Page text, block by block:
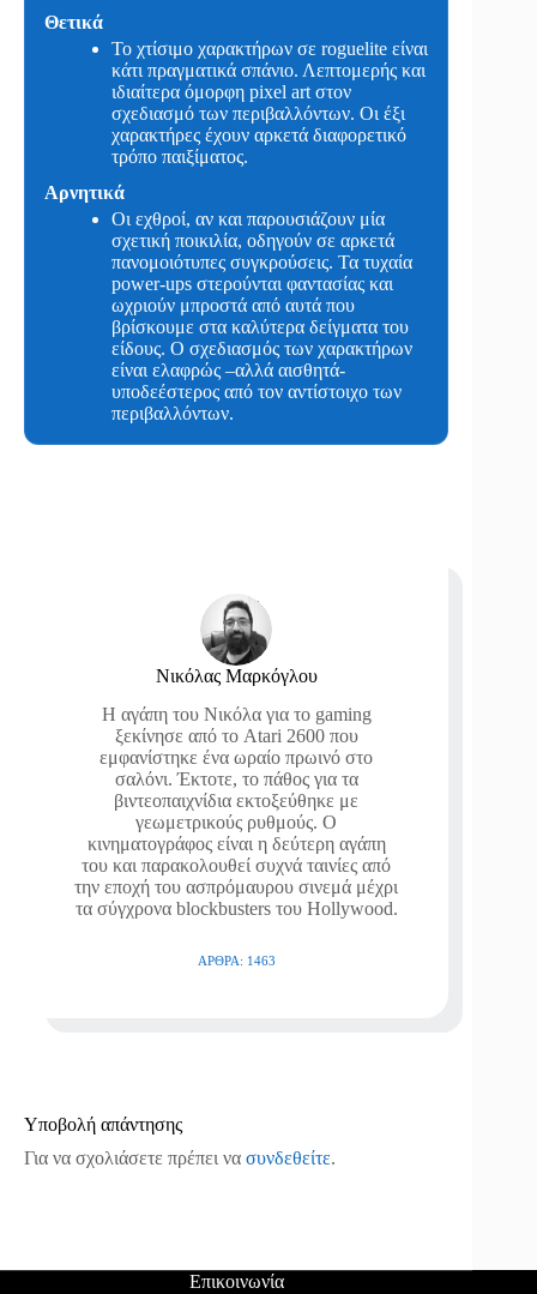
Θετικά
Το χτίσιμο χαρακτήρων σε roguelite είναι
κάτι πραγματικά σπάνιο. Λεπτομερής και
ιδιαίτερα όμορφη pixel art στον
σχεδιασμό των περιβαλλόντων. Οι έξι
χαρακτήρες έχουν αρκετά διαφορετικό
τρόπο παιξίματος.
Αρνητικά
Οι εχθροί, αν και παρουσιάζουν μία
σχετική ποικιλία, οδηγούν σε αρκετά
πανομοιότυπες συγκρούσεις. Τα τυχαία
power-ups στερούνται φαντασίας και
ωχριούν μπροστά από αυτά που
βρίσκουμε στα καλύτερα δείγματα του
είδους. Ο σχεδιασμός των χαρακτήρων
είναι ελαφρώς –αλλά αισθητά-
υποδεέστερος από τον αντίστοιχο των
περιβαλλόντων.
Νικόλας Μαρκόγλου
Η αγάπη του Νικόλα για το gaming
ξεκίνησε από το Atari 2600 που
εμφανίστηκε ένα ωραίο πρωινό στο
σαλόνι. Έκτοτε, το πάθος για τα
βιντεοπαιχνίδια εκτοξεύθηκε με
γεωμετρικούς ρυθμούς. Ο
κινηματογράφος είναι η δεύτερη αγάπη
του και παρακολουθεί συχνά ταινίες από
την εποχή του ασπρόμαυρου σινεμά μέχρι
τα σύγχρονα blockbusters του Hollywood.
ΆΡΘΡΑ: 1463
Υποβολή απάντησης
Για να σχολιάσετε πρέπει να συνδεθείτε.
Επικοινωνία